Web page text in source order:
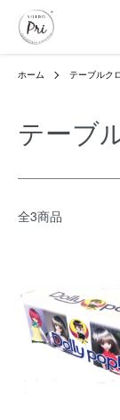
ホーム テーブルク
テーブ
全3商品